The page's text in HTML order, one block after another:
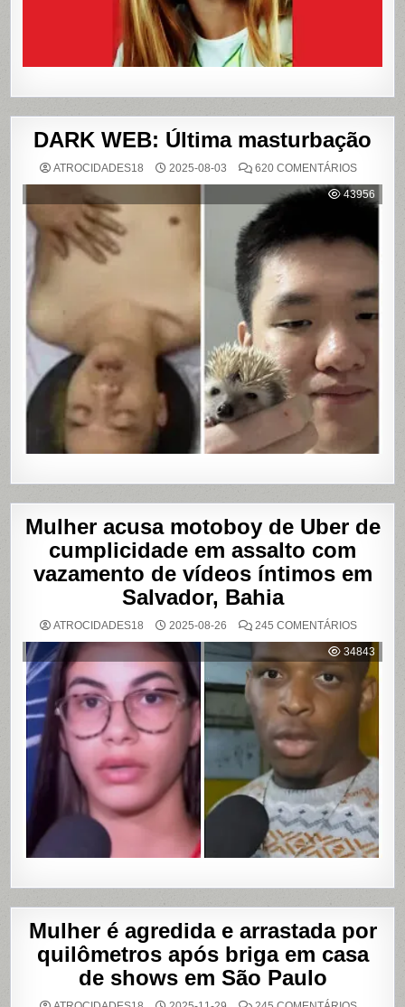
DARK WEB: Última masturbação
ATROCIDADES18 2025-08-03 620 COMENTÁRIOSEM
WEB:
ÚLTIMA
43956
Mulher acusa motoboy de Uber de
cumplicidade em assalto com
vazamento de vídeos íntimos em
Salvador, Bahia
ATROCIDADES18 2025-08-26 245 COMENTÁRIOSEM
ACUSA
DE
UBER
DE
EM
DE
VÍDEOS
ÍNTIMOS
EM
BAHIA
34843
Mulher é agredida e arrastada por
quilômetros após briga em casa
de shows em São Paulo